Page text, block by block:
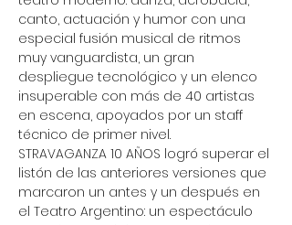
canto, actuación y humor con una
especial fusión musical de ritmos
muy vanguardista, un gran
despliegue tecnológico y un elenco
insuperable con más de 40 artistas
en escena, apoyados por un staff
técnico de primer nivel.
STRAVAGANZA 10 AÑOS logró superar el
listón de las anteriores versiones que
marcaron un antes y un después en
el Teatro Argentino: un espectáculo